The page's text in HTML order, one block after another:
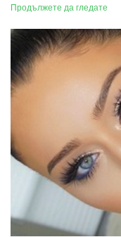
Продължете да гледате